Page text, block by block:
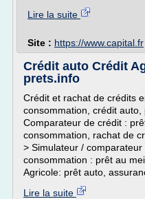
Lire la suite
Site : https://www.capital.fr
Crédit auto Crédit
prets.info
Crédit et rachat de crédits
consommation, crédit
Comparateur de crédit :
consommation, rachat de
> Simulateur /
consommation : prêt au
Agricole: prêt auto,
Lire la suite